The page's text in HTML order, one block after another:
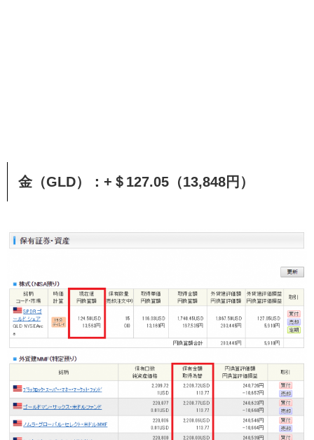
金（GLD）：+＄127.05（13,848円）